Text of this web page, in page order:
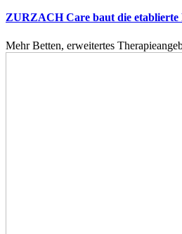
ZURZACH Care baut die
Mehr Betten, erweitertes